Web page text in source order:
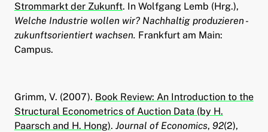
Strommarkt der Zukunft. In Wolfgang Lemb (Hrg.),
Welche Industrie wollen wir? Nachhaltig produzieren -
zukunftsorientiert wachsen. Frankfurt am Main:
Campus.
Grimm, V. (2007). Book Review: An Introduction to the
Structural Econometrics of Auction Data (by H.
Paarsch and H. Hong). Journal of Economics, 92(2),